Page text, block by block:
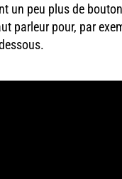
un peu plus de
parleur pour, par